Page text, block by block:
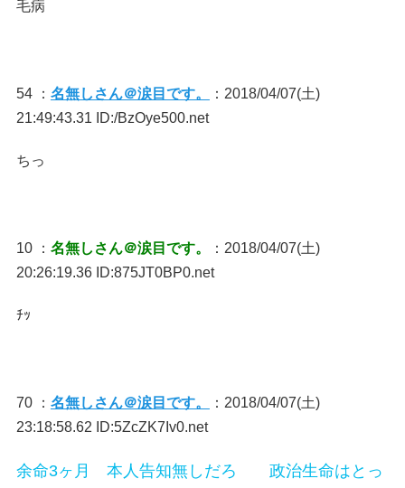
毛病
54 ： 名無しさん＠涙目です。
：2018/04/07(土)
21:49:43.31 ID:/BzOye500.net
ちっ
10 ： 名無しさん＠涙目です。
：2018/04/07(土)
20:26:19.36 ID:875JT0BP0.net
ﾁｯ
70 ： 名無しさん＠涙目です。
：2018/04/07(土)
23:18:58.62 ID:5ZcZK7Iv0.net
余命3ヶ月 本人告知無しだろ 政治生命はとっ